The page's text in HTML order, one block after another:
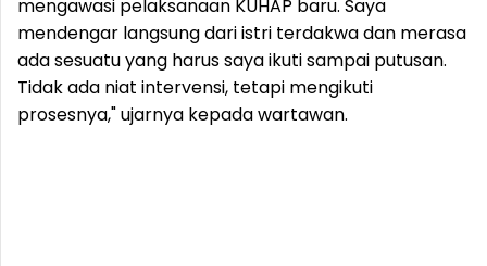
mengawasi pelaksanaan KUHAP baru. Saya
mendengar langsung dari istri terdakwa dan merasa
ada sesuatu yang harus saya ikuti sampai putusan.
Tidak ada niat intervensi, tetapi mengikuti
prosesnya," ujarnya kepada wartawan.